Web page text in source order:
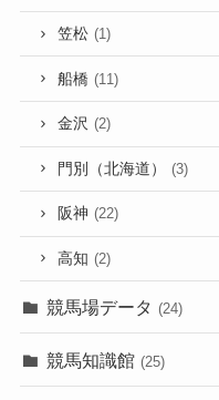
笠松 (1)
船橋 (11)
金沢 (2)
門別（北海道） (3)
阪神 (22)
高知 (2)
競馬場データ (24)
競馬知識館 (25)